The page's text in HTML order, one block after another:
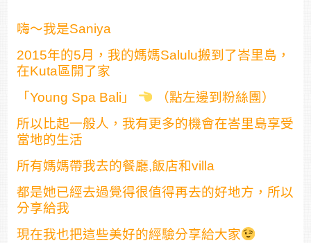
嗨～我是Saniya
2015年的5月，我的媽媽Salulu搬到了峇里島，
在Kuta區開了家
「Young Spa Bali」
（點左邊到粉絲團）
所以比起一般人，我有更多的機會在峇里島享受
當地的生活
所有媽媽帶我去的餐廳,飯店和villa
都是她已經去過覺得很值得再去的好地方，所以
分享給我
現在我也把這些美好的經驗分享給大家